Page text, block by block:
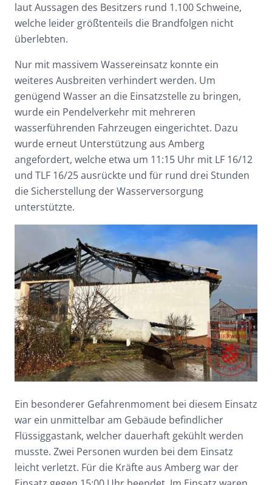
laut Aussagen des Besitzers rund 1.100 Schweine,
welche leider größtenteils die Brandfolgen nicht
überlebten.
Nur mit massivem Wassereinsatz konnte ein
weiteres Ausbreiten verhindert werden. Um
genügend Wasser an die Einsatzstelle zu bringen,
wurde ein Pendelverkehr mit mehreren
wasserführenden Fahrzeugen eingerichtet. Dazu
wurde erneut Unterstützung aus Amberg
angefordert, welche etwa um 11:15 Uhr mit LF 16/12
und TLF 16/25 ausrückte und für rund drei Stunden
die Sicherstellung der Wasserversorgung
unterstützte.
Ein besonderer Gefahrenmoment bei diesem Einsatz
war ein unmittelbar am Gebäude befindlicher
Flüssiggastank, welcher dauerhaft gekühlt werden
musste. Zwei Personen wurden bei dem Einsatz
leicht verletzt. Für die Kräfte aus Amberg war der